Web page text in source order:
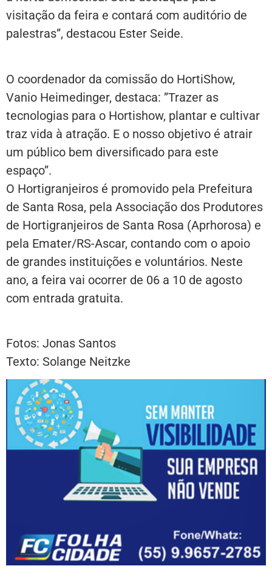
visitação da feira e contará com auditório de
palestras”, destacou Ester Seide.
O coordenador da comissão do HortiShow,
Vanio Heimedinger, destaca: ”Trazer as
tecnologias para o Hortishow, plantar e cultivar
traz vida à atração. E o nosso objetivo é atrair
um público bem diversificado para este
espaço”.
O Hortigranjeiros é promovido pela Prefeitura
de Santa Rosa, pela Associação dos Produtores
de Hortigranjeiros de Santa Rosa (Aprhorosa) e
pela Emater/RS-Ascar, contando com o apoio
de grandes instituições e voluntários. Neste
ano, a feira vai ocorrer de 06 a 10 de agosto
com entrada gratuita.
Fotos: Jonas Santos
Texto: Solange Neitzke